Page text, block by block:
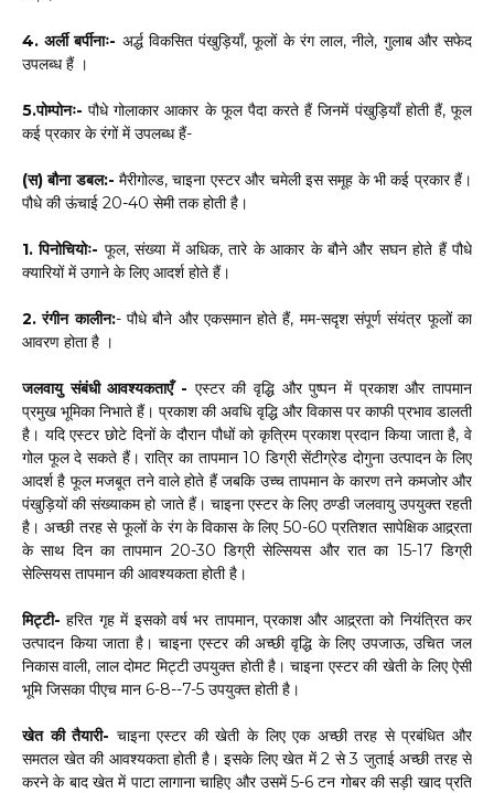
4. अर्ली बर्पीनाः- अर्द्ध विकसित पंखुड़ियाँ, फूलों के रंग लाल, नीले, गुलाब और सफेद
उपलब्ध हैं ।
5.पोम्पोनः-पौधे गोलाकार आकार के फूल पैदा करते हैं जिनमें पंखुड़ियाँ होती हैं, फूल
कई प्रकार के रंगों में उपलब्ध हैं-
(स) बौना डबल:-मैरीगोल्ड, चाइना एस्टर और चमेली इस समूह के भी कई प्रकार हैं।
पौधे की ऊंचाई 20-40 सेमी तक होती है।
1. पिनोचियोः- फूल, संख्या में अधिक, तारे के आकार के बौने और सघन होते हैं पौधे
क्यारियों में उगाने के लिए आदर्श होते हैं।
2. रंगीन कालीन:- पौधे बौने और एकसमान होते हैं, मम-सदृश संपूर्ण संयंत्र फूलों का
आवरण होता है ।
जलवायु संबंधी आवश्यकताएँ - एस्टर की वृद्धि और पुष्पन में प्रकाश और तापमान
प्रमुख भूमिका निभाते हैं। प्रकाश की अवधि वृद्धि और विकास पर काफी प्रभाव डालती
है। यदि एस्टर छोटे दिनों के दौरान पौधों को कृत्रिम प्रकाश प्रदान किया जाता है, वे
गोल फूल दे सकते हैं। रात्रि का तापमान 10 डिग्री सेंटीग्रेड दोगुना उत्पादन के लिए
आदर्श है फूल मजबूत तने वाले होते हैं जबकि उच्च तापमान के कारण तने कमजोर और
पंखुड़ियों की संख्याकम हो जाते हैं। चाइना एस्टर के लिए ठण्डी जलवायु उपयुक्त रहती
है। अच्छी तरह से फूलों के रंग के विकास के लिए 50-60 प्रतिशत सापेक्षिक आद्र्रता
के साथ दिन का तापमान 20-30 डिग्री सेल्सियस और रात का 15-17 डिग्री
सेल्सियस तापमान की आवश्यकता होती है।
मिट्टी-हरित गृह में इसको वर्ष भर तापमान, प्रकाश और आद्र्रता को नियंत्रित कर
उत्पादन किया जाता है। चाइना एस्टर की अच्छी वृद्धि के लिए उपजाऊ, उचित जल
निकास वाली, लाल दोमट मिट्टी उपयुक्त होती है। चाइना एस्टर की खेती के लिए ऐसी
भूमि जिसका पीएच मान 6-8--7-5 उपयुक्त होती है।
खेत की तैयारी- चाइना एस्टर की खेती के लिए एक अच्छी तरह से प्रबंधित और
समतल खेत की आवश्यकता होती है। इसके लिए खेत में 2 से 3 जुताई अच्छी तरह से
करने के बाद खेत में पाटा लागाना चाहिए और उसमें 5-6 टन गोबर की सड़ी खाद प्रति